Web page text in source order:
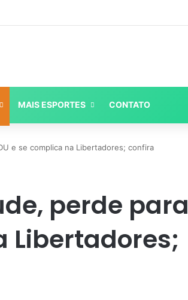
MAIS ESPORTES CONTATO
e se complica na Libertadores; confira
perde para
Libertadores;